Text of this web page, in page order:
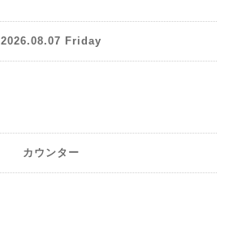
2026.08.07 Friday
カウンター